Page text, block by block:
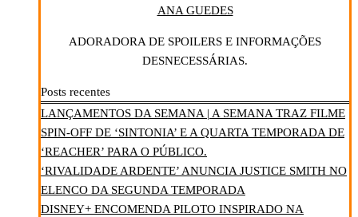
ANA GUEDES
ADORADORA DE SPOILERS E INFORMAÇÕES
DESNECESSÁRIAS.
Posts recentes
LANÇAMENTOS DA SEMANA | A SEMANA TRAZ FILME
SPIN-OFF DE ‘SINTONIA’ E A QUARTA TEMPORADA DE
‘REACHER’ PARA O PÚBLICO.
‘RIVALIDADE ARDENTE’ ANUNCIA JUSTICE SMITH NO
ELENCO DA SEGUNDA TEMPORADA
DISNEY+ ENCOMENDA PILOTO INSPIRADO NA